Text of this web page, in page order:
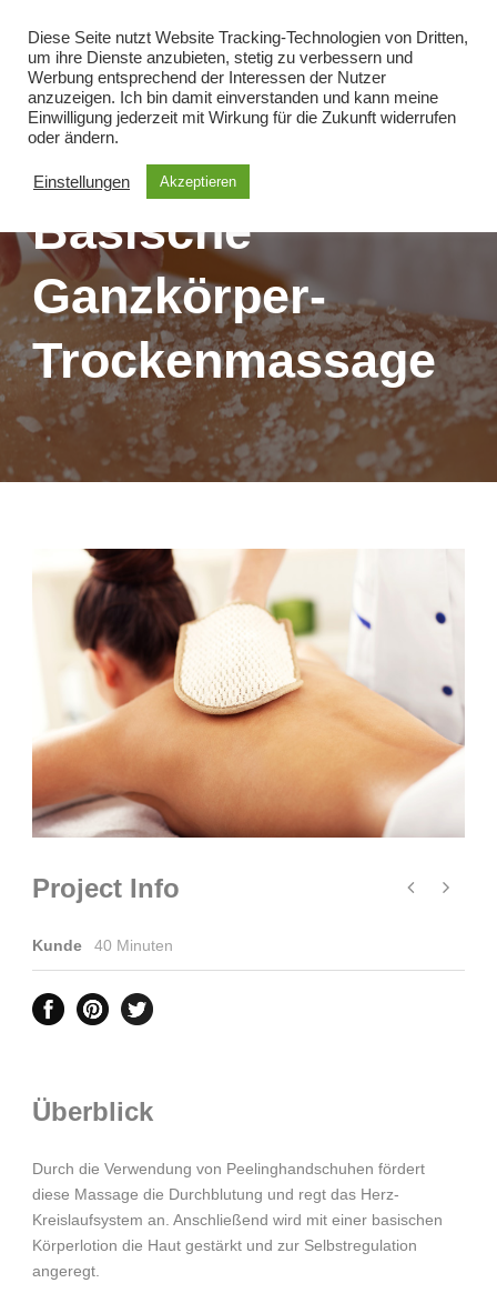
Basische
Ganzkörper-
Trockenmassage
Project Info
Kunde 40 Minuten
Überblick
Durch die Verwendung von Peelinghandschuhen fördert
diese Massage die Durchblutung und regt das Herz-
Kreislaufsystem an. Anschließend wird mit einer basischen
Körperlotion die Haut gestärkt und zur Selbstregulation
angeregt.
Diese Seite nutzt Website Tracking-Technologien von Dritten,
um ihre Dienste anzubieten, stetig zu verbessern und
Werbung entsprechend der Interessen der Nutzer
anzuzeigen. Ich bin damit einverstanden und kann meine
Einwilligung jederzeit mit Wirkung für die Zukunft widerrufen
oder ändern.
Einstellungen Akzeptieren